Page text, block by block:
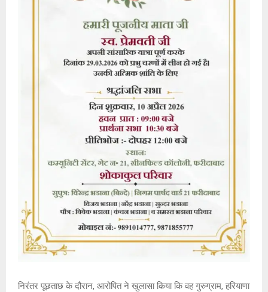
निरंतर पूछताछ के दौरान, आरोपित ने खुलासा किया कि वह गुरुग्राम, हरियाणा